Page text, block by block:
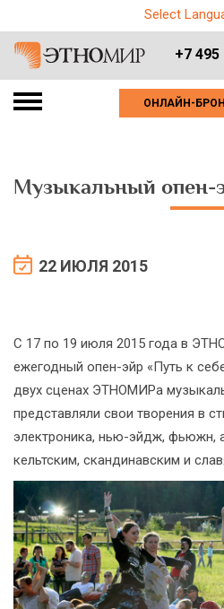
Select
+7 495
ОНЛАЙН-
Музыкальный опен-
22 ИЮЛЯ 2015
С 17 по 19 июля 2015 года в
ежегодный опен-эйр «Путь к
двух сценах ЭТНОМИРа
представляли свои творения в
электроника, нью-эйдж, фьюжн,
кельтским, скандинавским и